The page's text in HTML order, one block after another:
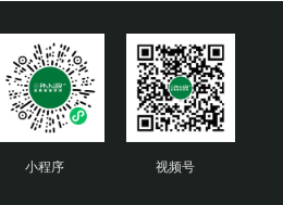
小程序 视频号